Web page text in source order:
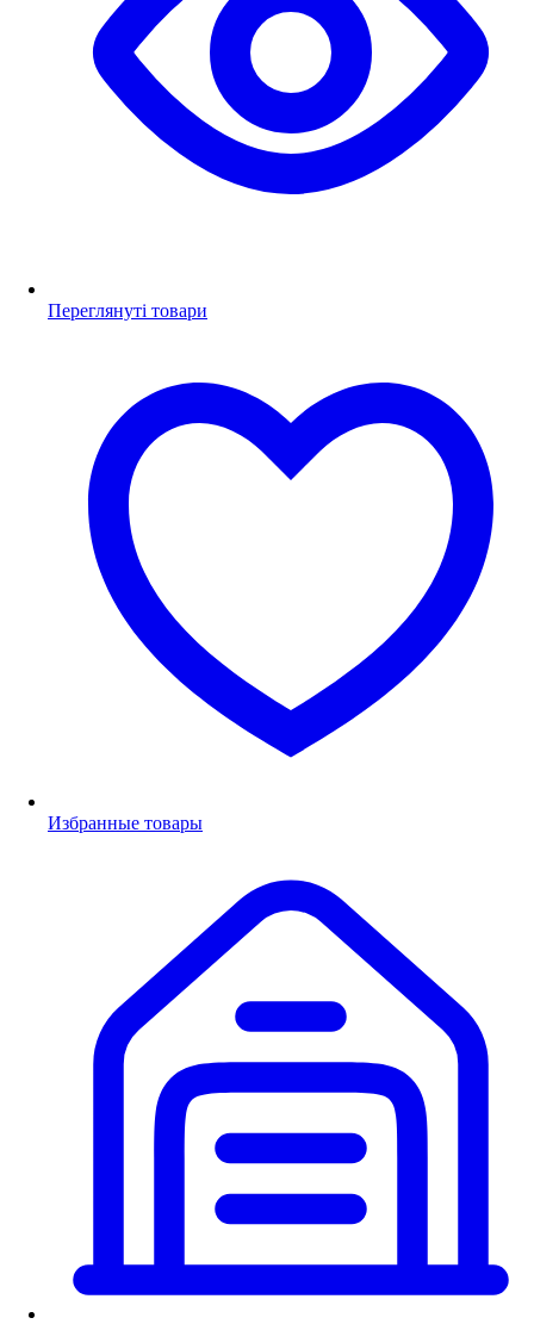
Переглянуті товари
Избранные товары